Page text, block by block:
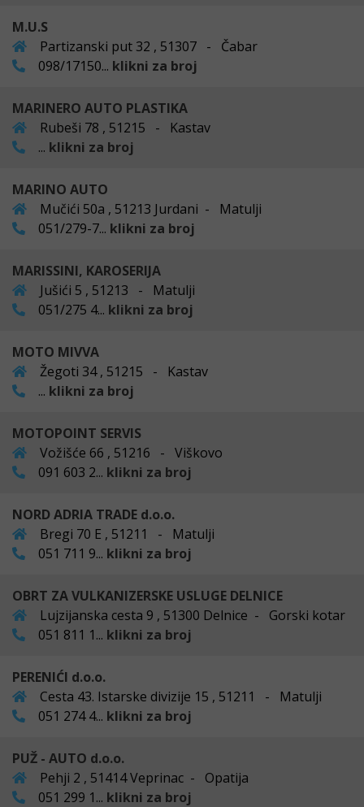
M.U.S
Partizanski put 32 , 51307 - Čabar
098/17150... klikni za broj
MARINERO AUTO PLASTIKA
Rubeši 78 , 51215 - Kastav
... klikni za broj
MARINO AUTO
Mučići 50a , 51213 Jurdani - Matulji
051/279-7... klikni za broj
MARISSINI, KAROSERIJA
Jušići 5 , 51213 - Matulji
051/275 4... klikni za broj
MOTO MIVVA
Žegoti 34 , 51215 - Kastav
... klikni za broj
MOTOPOINT SERVIS
Vožišće 66 , 51216 - Viškovo
091 603 2... klikni za broj
NORD ADRIA TRADE d.o.o.
Bregi 70 E , 51211 - Matulji
051 711 9... klikni za broj
OBRT ZA VULKANIZERSKE USLUGE DELNICE
Lujzijanska cesta 9 , 51300 Delnice - Gorski kotar
051 811 1... klikni za broj
PERENIĆI d.o.o.
Cesta 43. Istarske divizije 15 , 51211 - Matulji
051 274 4... klikni za broj
PUŽ - AUTO d.o.o.
Pehji 2 , 51414 Veprinac - Opatija
051 299 1... klikni za broj